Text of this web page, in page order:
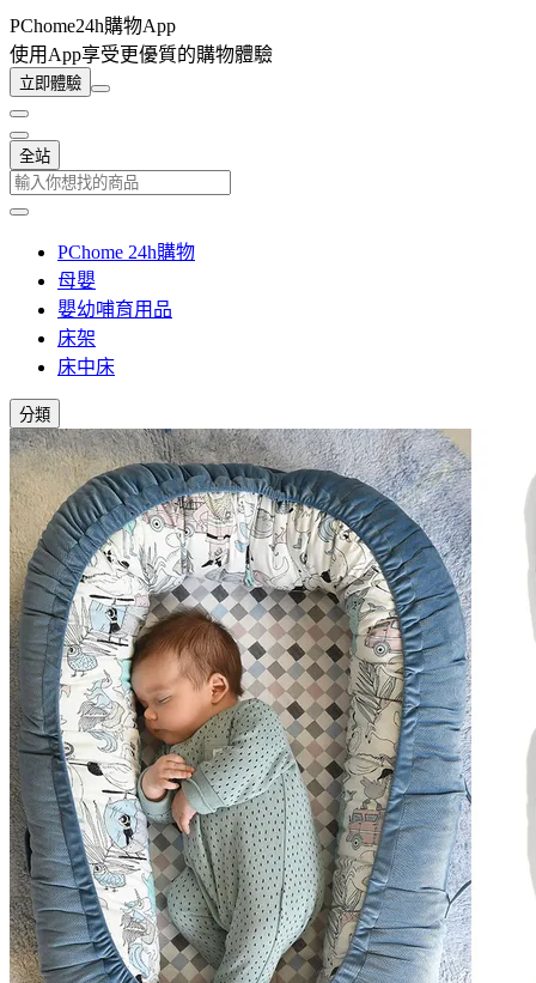
PChome24h購物App
使用App享受更優質的購物體驗
立即體驗
全站
PChome 24h購物
母嬰
嬰幼哺育用品
床架
床中床
分類